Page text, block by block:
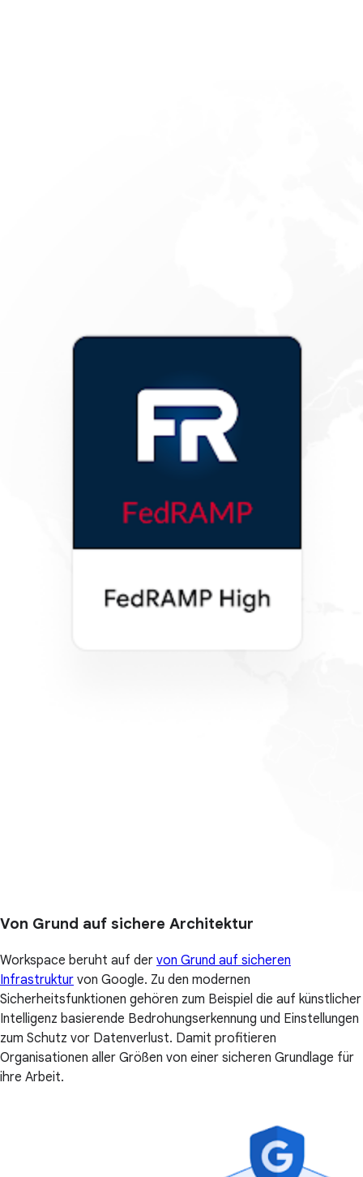
Von Grund auf sichere Architektur
Workspace beruht auf der von Grund auf sicheren
Infrastruktur von Google. Zu den modernen
Sicherheitsfunktionen gehören zum Beispiel die auf künstlicher
Intelligenz basierende Bedrohungserkennung und Einstellungen
zum Schutz vor Datenverlust. Damit profitieren
Organisationen aller Größen von einer sicheren Grundlage für
ihre Arbeit.